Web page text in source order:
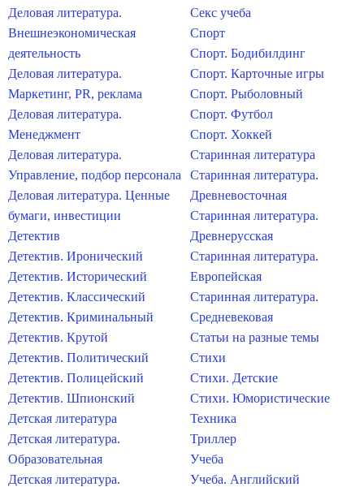
Деловая литература.
Внешнеэкономическая
деятельность
Деловая литература.
Маркетинг, PR, реклама
Деловая литература.
Менеджмент
Деловая литература.
Управление, подбор персонала
Деловая литература. Ценные
бумаги, инвестиции
Детектив
Детектив. Иронический
Детектив. Исторический
Детектив. Классический
Детектив. Криминальный
Детектив. Крутой
Детектив. Политический
Детектив. Полицейский
Детектив. Шпионский
Детская литература
Детская литература.
Образовательная
Детская литература.
Секс учеба
Спорт
Спорт. Бодибилдинг
Спорт. Карточные игры
Спорт. Рыболовный
Спорт. Футбол
Спорт. Хоккей
Старинная литература
Старинная литература.
Древневосточная
Старинная литература.
Древнерусская
Старинная литература.
Европейская
Старинная литература.
Средневековая
Статьи на разные темы
Стихи
Стихи. Детские
Стихи. Юмористические
Техника
Триллер
Учеба
Учеба. Английский